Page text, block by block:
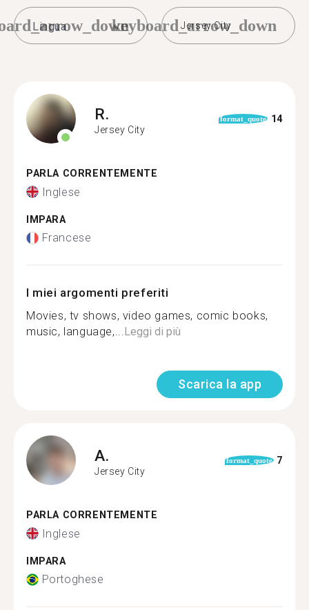
Jersey City
keyboard_arrow_down
R.
Jersey City
format_quote 14
PARLA CORRENTEMENTE
Inglese
IMPARA
Francese
I miei argomenti preferiti
Movies, tv shows, video games, comic books,
music, language,...Leggi di più
Scarica la app
A.
Jersey City
format_quote 7
PARLA CORRENTEMENTE
Inglese
IMPARA
Portoghese